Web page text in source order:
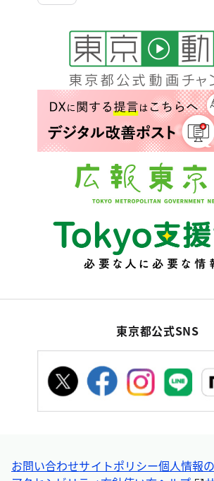
東京都公式SNS
お問い合わせサイトポリシー個人情報